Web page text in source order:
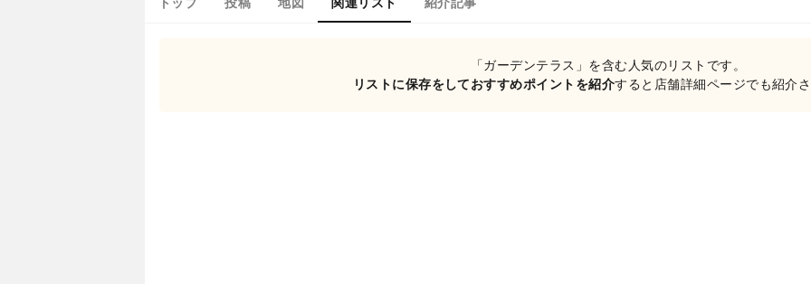
「ガーデンテラス」を含む人気のリストです。
リストに保存をしておすすめポイントを紹介すると店舗詳細ページでも紹介さ